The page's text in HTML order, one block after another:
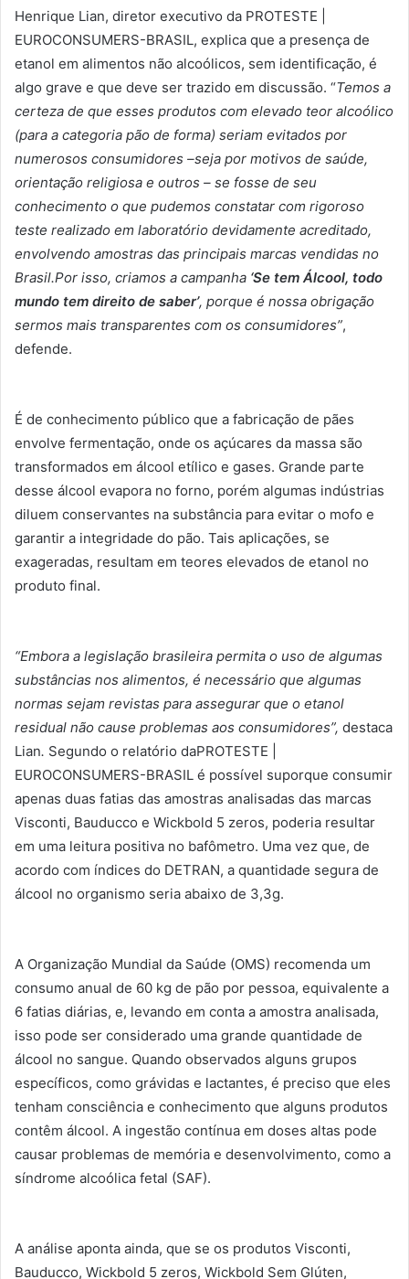
Henrique Lian, diretor executivo da PROTESTE |
EUROCONSUMERS-BRASIL, explica que a presença de
etanol em alimentos não alcoólicos, sem identificação, é
algo grave e que deve ser trazido em discussão. “Temos a
certeza de que esses produtos com elevado teor alcoólico
(para a categoria pão de forma) seriam evitados por
numerosos consumidores –seja por motivos de saúde,
orientação religiosa e outros – se fosse de seu
conhecimento o que pudemos constatar com rigoroso
teste realizado em laboratório devidamente acreditado,
envolvendo amostras das principais marcas vendidas no
Brasil.Por isso, criamos a campanha ‘Se tem Álcool, todo
mundo tem direito de saber’, porque é nossa obrigação
sermos mais transparentes com os consumidores”,
defende.
É de conhecimento público que a fabricação de pães
envolve fermentação, onde os açúcares da massa são
transformados em álcool etílico e gases. Grande parte
desse álcool evapora no forno, porém algumas indústrias
diluem conservantes na substância para evitar o mofo e
garantir a integridade do pão. Tais aplicações, se
exageradas, resultam em teores elevados de etanol no
produto final.
“Embora a legislação brasileira permita o uso de algumas
substâncias nos alimentos, é necessário que algumas
normas sejam revistas para assegurar que o etanol
residual não cause problemas aos consumidores”, destaca
Lian. Segundo o relatório daPROTESTE |
EUROCONSUMERS-BRASIL é possível suporque consumir
apenas duas fatias das amostras analisadas das marcas
Visconti, Bauducco e Wickbold 5 zeros, poderia resultar
em uma leitura positiva no bafômetro. Uma vez que, de
acordo com índices do DETRAN, a quantidade segura de
álcool no organismo seria abaixo de 3,3g.
A Organização Mundial da Saúde (OMS) recomenda um
consumo anual de 60 kg de pão por pessoa, equivalente a
6 fatias diárias, e, levando em conta a amostra analisada,
isso pode ser considerado uma grande quantidade de
álcool no sangue. Quando observados alguns grupos
específicos, como grávidas e lactantes, é preciso que eles
tenham consciência e conhecimento que alguns produtos
contêm álcool. A ingestão contínua em doses altas pode
causar problemas de memória e desenvolvimento, como a
síndrome alcoólica fetal (SAF).
A análise aponta ainda, que se os produtos Visconti,
Bauducco, Wickbold 5 zeros, Wickbold Sem Glúten,